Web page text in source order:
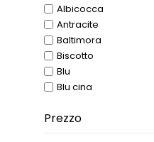
Albicocca
Antracite
Baltimora
Biscotto
Blu
Blu cina
Cacao
Prezzo